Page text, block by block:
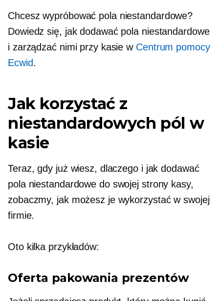
Chcesz wypróbować pola niestandardowe?
Dowiedz się, jak dodawać pola niestandardowe
i zarządzać nimi przy kasie w Centrum pomocy
Ecwid.
Jak korzystać z
niestandardowych pól w
kasie
Teraz, gdy już wiesz, dlaczego i jak dodawać
pola niestandardowe do swojej strony kasy,
zobaczmy, jak możesz je wykorzystać w swojej
firmie.
Oto kilka przykładów:
Oferta pakowania prezentów